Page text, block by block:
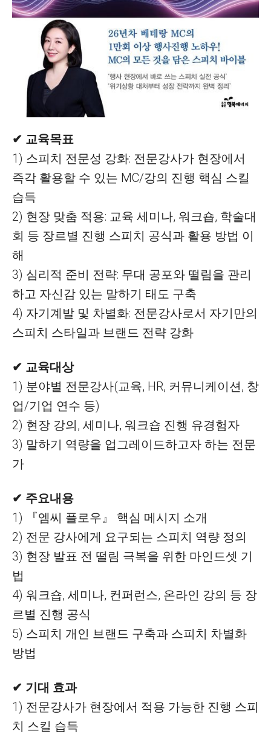
✔ 교육목표
1) 스피치 전문성 강화: 전문강사가 현장에서
즉각 활용할 수 있는 MC/강의 진행 핵심 스킬
습득
2) 현장 맞춤 적용: 교육 세미나, 워크숍, 학술대
회 등 장르별 진행 스피치 공식과 활용 방법 이
해
3) 심리적 준비 전략: 무대 공포와 떨림을 관리
하고 자신감 있는 말하기 태도 구축
4) 자기계발 및 차별화: 전문강사로서 자기만의
스피치 스타일과 브랜드 전략 강화
✔ 교육대상
1) 분야별 전문강사(교육, HR, 커뮤니케이션, 창
업/기업 연수 등)
2) 현장 강의, 세미나, 워크숍 진행 유경험자
3) 말하기 역량을 업그레이드하고자 하는 전문
가
✔ 주요내용
1) 『엠씨 플로우』 핵심 메시지 소개
2) 전문 강사에게 요구되는 스피치 역량 정의
3) 현장 발표 전 떨림 극복을 위한 마인드셋 기
법
4) 워크숍, 세미나, 컨퍼런스, 온라인 강의 등 장
르별 진행 공식
5) 스피치 개인 브랜드 구축과 스피치 차별화
방법
✔ 기대 효과
1) 전문강사가 현장에서 적용 가능한 진행 스피
치 스킬 습득